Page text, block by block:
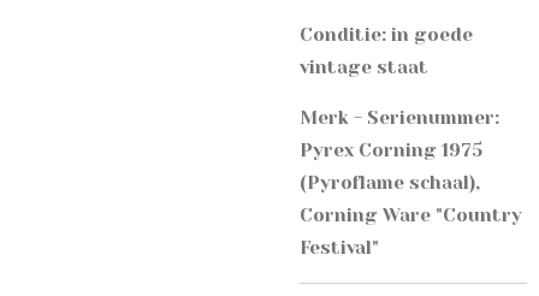
Conditie: in goede
vintage staat
Merk - Serienummer:
Pyrex Corning 1975
(Pyroflame schaal),
Corning Ware "Country
Festival"